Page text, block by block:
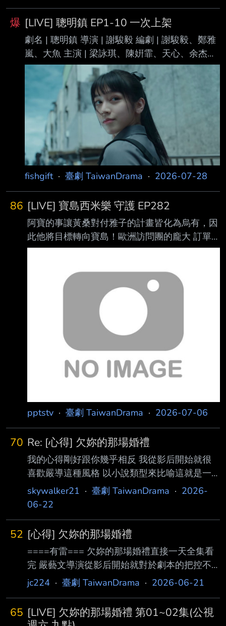
爆 [LIVE] 聰明鎮 EP1-10 一次上架
劇名 | 聰明鎮 導演 | 謝駿毅 編劇 | 謝駿毅、鄭雅
嵐、大魚 主演 | 梁詠琪、陳姸霏、天心、余杰
恩、鄭煒齡、許曦文、劉修甫、潘綱大、宋柏緯
集數 | 10集，一次上架 播出時間 | 7/28 Netflix
一次上架 大綱 | 在規則嚴格、鼓勵菁英化的學園
小鎮中，一株悄然生長的血玉樹結出猩紅果實。
傳說中， 這些果實會由黑衣少年遞給「真正需
要」的人。當果實喚醒人們壓抑的渴望，封印的
情緒 也悄然失控，小鎮因此走向無法回頭的崩解
之路。 預告 | 正式預告 https://youtu.be/kla_gOP
fishgift· 臺劇 TaiwanDrama · 2026-07-28
86 [LIVE] 寶島西米樂 守護 EP282
阿寶的事讓黃桑對付雅子的計畫皆化為烏有，因
此他將目標轉向寶島！歐洲訪問團的龐大 訂單
讓寶島的資金陷入困境，黃桑假意伸出援手要借
了追查瑞雄的仙人跳事件幕後指使者，彩鳳特地
約露露出來吃飯喝酒，她真的能從露露 這裡套
出實情嗎？ ▲【台視頻道】週一至週五 晚間8點
▲【LINE TV】每週一至週五 晚間10點 全新集
數上架 ▲【台視官方頻道YT】週一至週五 中 午
12點 全新集數上架 --
pptstv · 臺劇 TaiwanDrama · 2026-07-06
70 Re: [心得] 欠妳的那場婚禮
我的心得剛好跟你幾乎相反 我從影后開始就很
喜歡嚴導這種風格 以小說類型來比喻這就是一
種「日常」生活風 沒有明確主題，沒啥開始也
沒有結束 就像你我的人生一樣 你覺得你的人生
續堅持的活著 就是因為生活中一點瑣事小事還
是打動著你 讓你對生命還有感動 不需要故事主
軸，就是日常的生活 你喜歡的人或事或物或記
憶或回憶 甚至是早起的一杯咖啡或是無聊的河
邊散步 嚴導描繪的是人的生活 有精彩的有懊悔
的有錯過的有奮起的當然也有迷惘的 我非常愛
嚴導的這種「人」的煙火氣 也許是一個眼神一
skywalker21 · 臺劇 TaiwanDrama · 2026-
06-22
52 [心得] 欠妳的那場婚禮
====有雷=== 欠妳的那場婚禮直接一天全集看
完 嚴藝文導演從影后開始就對於劇本的把控不
是很好 影后就缺少了主軸 你不確定到底是史艾
婚禮上面同樣的問題又發生 你要講馬子狗樂
團？ 很紅然後？樂團整個設定很鬆散 又或者講
jc224 · 臺劇 TaiwanDrama · 2026-06-21
65 [LIVE] 欠妳的那場婚禮 第01~02集(公視